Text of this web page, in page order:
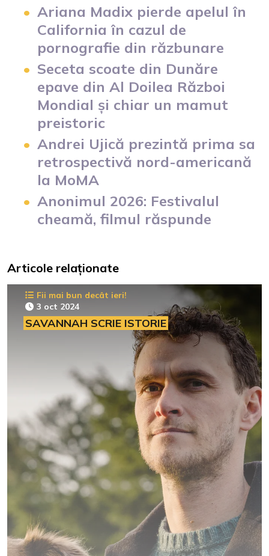
Ariana Madix pierde apelul în
California în cazul de
pornografie din răzbunare
Seceta scoate din Dunăre
epave din Al Doilea Război
Mondial și chiar un mamut
preistoric
Andrei Ujică prezintă prima sa
retrospectivă nord-americană
la MoMA
Anonimul 2026: Festivalul
cheamă, filmul răspunde
Articole relaționate
Fii mai bun decât ieri!
3 oct 2024
SAVANNAH SCRIE ISTORIE